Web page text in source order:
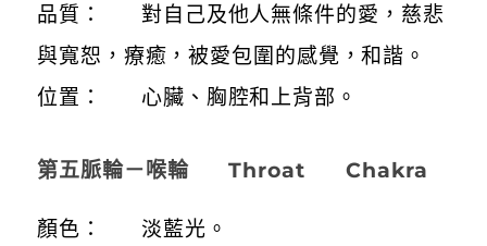
品質： 對自己及他人無條件的愛，慈悲
與寬恕，療癒，被愛包圍的感覺，和諧。
位置： 心臟、胸腔和上背部。
第五脈輪－喉輪 Throat Chakra
顏色： 淡藍光。